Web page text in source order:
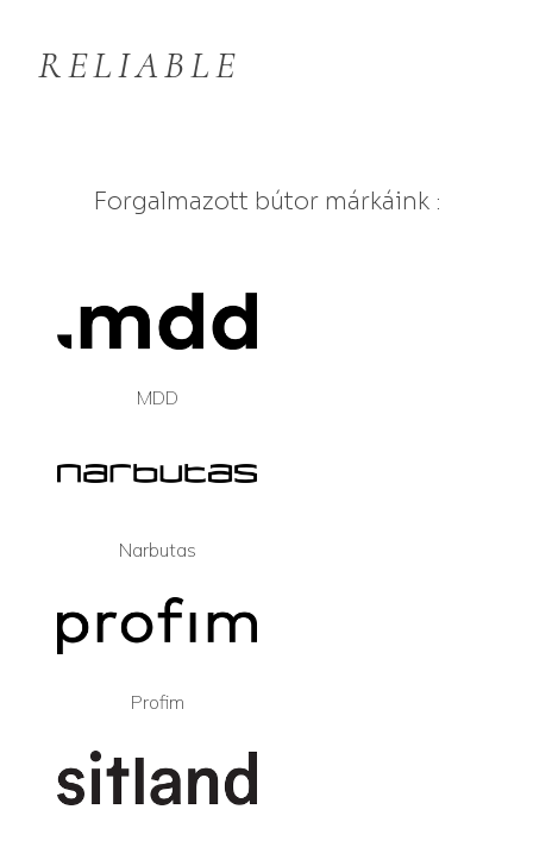
RELIABLE
Forgalmazott bútor márkáink :
MDD
Narbutas
Profim